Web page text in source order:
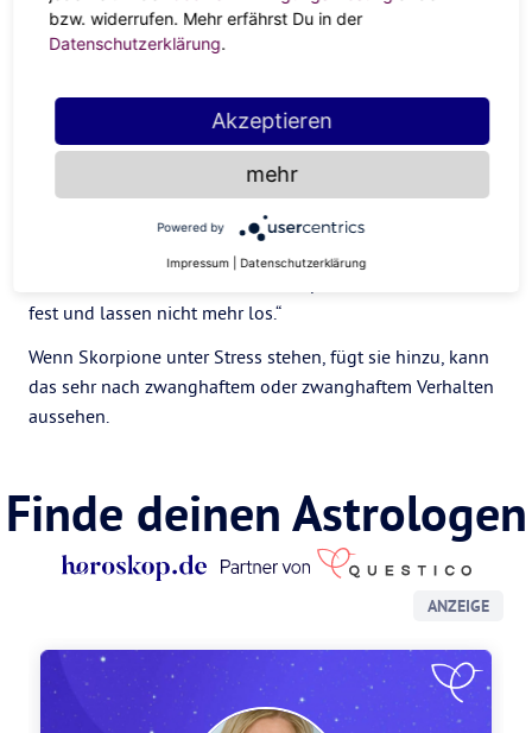
äußern.
Das super leidenschaftliche, fixe Wasserzeichen ist dafür
bekannt, dass es tief in die Materie eintaucht, sehr tief.
„Sie stürzen sich kopfüber in ihre Interessen, sagt
Skorpione
. „Wenn etwas oder jemand ihre
Aufmerksamkeit erregt hat, können sie sich darauf fixieren
fest und lassen nicht mehr los.“
Wenn Skorpione unter Stress stehen, fügt sie hinzu, kann
das sehr nach zwanghaftem oder zwanghaftem Verhalten
aussehen.
Finde deinen Astrologen
ANZEIGE
bzw. widerrufen. Mehr erfährst Du in der
Datenschutzerklärung.
Akzeptieren
mehr
Powered by
Impressum Datenschutzerklärung